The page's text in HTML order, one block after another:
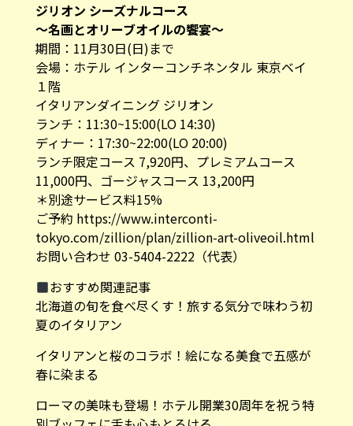
ジリオン シーズナルコース
〜名画とオリーブオイルの饗宴〜
期間：11月30日(日)まで
会場：ホテル インターコンチネンタル 東京ベイ
１階
イタリアンダイニング ジリオン
ランチ：11:30~15:00(LO 14:30)
ディナー：17:30~22:00(LO 20:00)
ランチ限定コース 7,920円、プレミアムコース
11,000円、ゴージャスコース 13,200円
＊別途サービス料15%
ご予約 https://www.interconti-
tokyo.com/zillion/plan/zillion-art-oliveoil.html
お問い合わせ 03-5404-2222（代表）
おすすめ関連記事
北海道の旬を食べ尽くす！旅する気分で味わう初
夏のイタリアン
イタリアンと桜のコラボ！絵になる美食で五感が
春に染まる
ローマの美味も登場！ホテル開業30周年を祝う特